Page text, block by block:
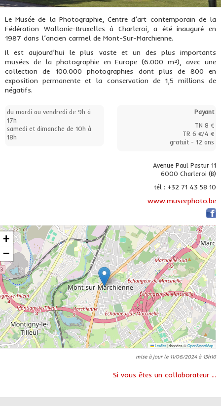
Le Musée de la Photographie, Centre d’art contemporain de la
Fédération Wallonie-Bruxelles à Charleroi, a été inauguré en
1987 dans l’ancien carmel de Mont-Sur-Marchienne.
Il est aujourd’hui le plus vaste et un des plus importants
musées de la photographie en Europe (6.000 m²), avec une
collection de 100.000 photographies dont plus de 800 en
exposition permanente et la conservation de 1,5 millions de
négatifs.
du mardi au vendredi de 9h à
17h
samedi et dimanche de 10h à
18h
Payant
TN 8 €
TR 6 €/4 €
gratuit - 12 ans
Avenue Paul Pastur 11
6000 Charleroi (B)
tél : +32 71 43 58 10
www.museephoto.be
+
−
Leaflet|données ©OpenStreetMap
mise à jour le 11/06/2024 à 15h16
Si vous êtes un collaborateur ...